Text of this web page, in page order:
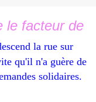
le facteur de
la rue sur
qu'il n'a guère de
solidaires.